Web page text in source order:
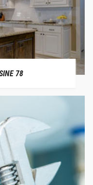
78